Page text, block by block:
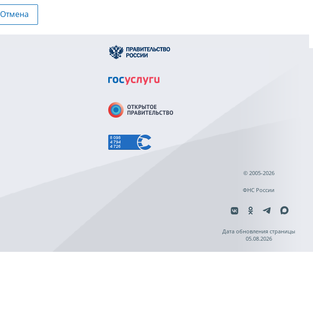
Отмена
© 2005-2026
ФНС России
Дата обновления страницы
05.08.2026